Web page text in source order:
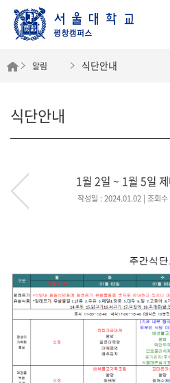
알림 식단안내
식단안내
1월 2일 ~ 1월 5일
작성일 : 2024.01.02 | 조회